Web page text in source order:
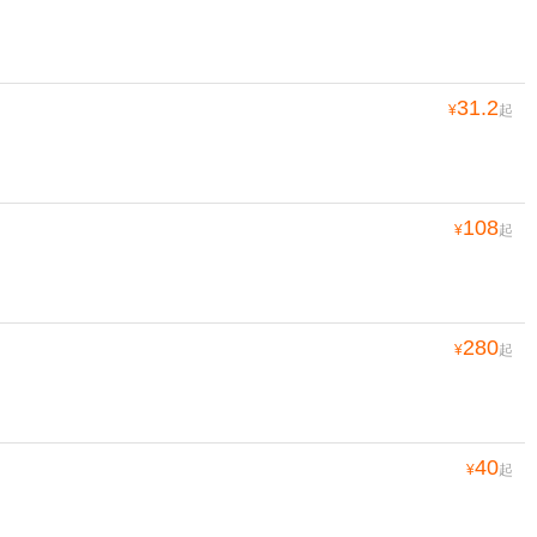
¥31.2起
¥108起
¥280起
¥40起